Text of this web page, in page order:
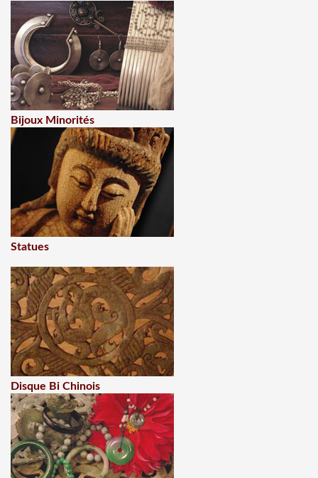
Bijoux Minorités
Statues
Disque Bi Chinois